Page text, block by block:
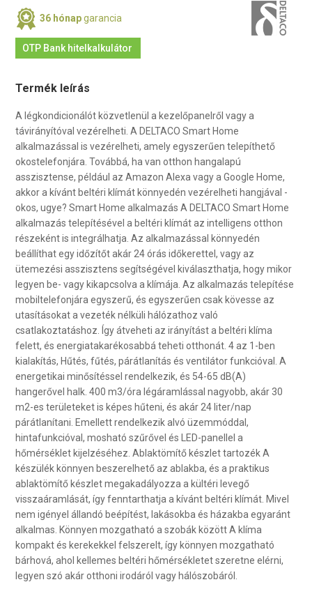
36 hónapgarancia
OTP Bank hitelkalkulátor
Termék leírás
A légkondicionálót közvetlenül a kezelőpanelről vagy a
távirányítóval vezérelheti. A DELTACO Smart Home
alkalmazással is vezérelheti, amely egyszerűen telepíthető
okostelefonjára. Továbbá, ha van otthon hangalapú
asszisztense, például az Amazon Alexa vagy a Google Home,
akkor a kívánt beltéri klímát könnyedén vezérelheti hangjával -
okos, ugye? Smart Home alkalmazás A DELTACO Smart Home
alkalmazás telepítésével a beltéri klímát az intelligens otthon
részeként is integrálhatja. Az alkalmazással könnyedén
beállíthat egy időzítőt akár 24 órás időkerettel, vagy az
ütemezési asszisztens segítségével kiválaszthatja, hogy mikor
legyen be- vagy kikapcsolva a klímája. Az alkalmazás telepítése
mobiltelefonjára egyszerű, és egyszerűen csak kövesse az
utasításokat a vezeték nélküli hálózathoz való
csatlakoztatáshoz. Így átveheti az irányítást a beltéri klíma
felett, és energiatakarékosabbá teheti otthonát. 4 az 1-ben
kialakítás, Hűtés, fűtés, párátlanítás és ventilátor funkcióval. A
energetikai minősítéssel rendelkezik, és 54-65 dB(A)
hangerővel halk. 400 m3/óra légáramlással nagyobb, akár 30
m2-es területeket is képes hűteni, és akár 24 liter/nap
párátlanítani. Emellett rendelkezik alvó üzemmóddal,
hintafunkcióval, mosható szűrővel és LED-panellel a
hőmérséklet kijelzéséhez. Ablaktömítő készlet tartozék A
készülék könnyen beszerelhető az ablakba, és a praktikus
ablaktömítő készlet megakadályozza a kültéri levegő
visszaáramlását, így fenntarthatja a kívánt beltéri klímát. Mivel
nem igényel állandó beépítést, lakásokba és házakba egyaránt
alkalmas. Könnyen mozgatható a szobák között A klíma
kompakt és kerekekkel felszerelt, így könnyen mozgatható
bárhová, ahol kellemes beltéri hőmérsékletet szeretne elérni,
legyen szó akár otthoni irodáról vagy hálószobáról.